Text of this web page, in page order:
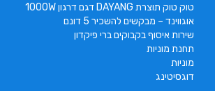
טוק טוק תוצרת DAYANG דגם דרגון 1000W
אוגווינד – מבקשים להשכיר 5 דונם
שירות איסוף בקבוקים ברי פיקדון
תחנת מוניות
מוניות
דוגסיטינג